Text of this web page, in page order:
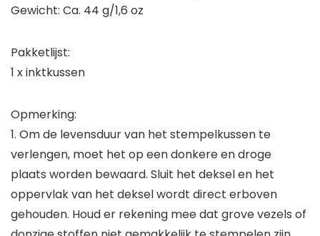
Gewicht: Ca. 44 g/1,6 oz
Pakketlijst:
1 x inktkussen
Opmerking:
1. Om de levensduur van het stempelkussen te
verlengen, moet het op een donkere en droge
plaats worden bewaard. Sluit het deksel en het
oppervlak van het deksel wordt direct erboven
gehouden. Houd er rekening mee dat grove vezels of